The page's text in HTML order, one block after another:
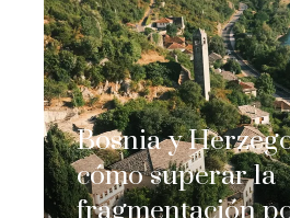
Bosnia y
cómo superar la
fragmentación